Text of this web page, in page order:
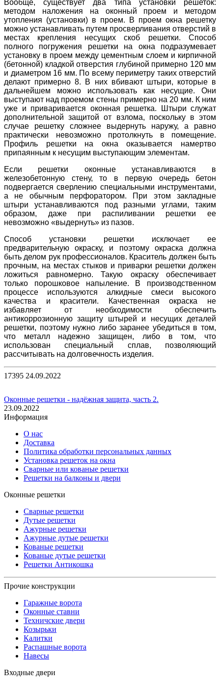
Вообще, существует два типа установки решеток:
методом наложения на оконный проем и методом
утопления (установки) в проем. В проем окна решетку
можно устанавливать путем просверливания отверстий в
местах крепления несущих скоб решетки. Способ
полного погружения решетки на окна подразумевает
установку в проем между цементным слоем и кирпичной
(бетонной) кладкой отверстия глубиной примерно 120 мм
и диаметром 16 мм. По всему периметру таких отверстий
делают примерно 8. В них вбивают штыри, которые в
дальнейшем можно использовать как несущие. Они
выступают над проемом стены примерно на 20 мм. К ним
уже и приваривается оконная решетка. Штыри служат
дополнительной защитой от взлома, поскольку в этом
случае решетку сложнее выдернуть наружу, а равно
практически невозможно протолкнуть в помещение.
Профиль решетки на окна оказывается намертво
припаянным к несущим выступающим элементам.
Если решетки оконные устанавливаются в
железобетонную стену, то в первую очередь бетон
подвергается сверлению специальными инструментами,
а не обычным перфоратором. При этом закладные
штыри устанавливаются под разными углами, таким
образом, даже при распиливании решетки ее
невозможно «выдернуть» из пазов.
Способ установки решетки исключает ее
предварительную окраску, и поэтому окраска должна
быть делом рук профессионалов. Краситель должен быть
прочным, на местах стыков и приварки решетки должен
ложиться равномерно. Такую окраску обеспечивает
только порошковое напыление. В производственном
процессе используются алкидные смеси высокого
качества и красители. Качественная окраска не
избавляет от необходимости обеспечить
антикоррозионную защиту штырей и несущих деталей
решетки, поэтому нужно либо заранее убедиться в том,
что металл надежно защищен, либо в том, что
использован специальный сплав, позволяющий
рассчитывать на долговечность изделия.
17395 24.09.2022
Оконные решетки - надёжная защита, часть 2.
23.09.2022
Информация
О нас
Доставка
Политика обработки персональных данных
Установка решеток на окна
Сварные или кованые решетки
Решетки на балконы и двери
Оконные решетки
Сварные решетки
Дутые решетки
Ажурные решетки
Ажурные дутые решетки
Кованые решетки
Кованые дутые решетки
Решетки Антикошка
Прочие конструкции
Гаражные ворота
Оконные ставни
Техничские двери
Козырьки
Калитки
Распашные ворота
Навесы
Входные двери